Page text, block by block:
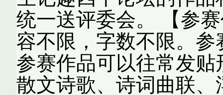
统一送评委会。 【参
容不限，字数不限。
参赛作品可以往常发
散文诗歌、诗词曲联